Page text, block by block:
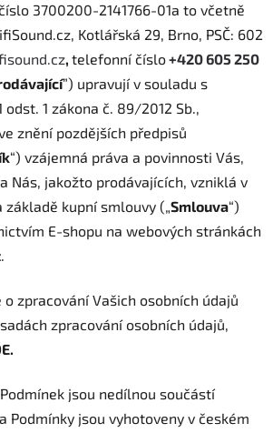
3700200-2141766-01a to včetně
Kotlářská 29, Brno, PSČ: 602
, telefonní číslo+420 605 250
”) upravují v souladu s
odst. 1 zákona č. 89/2012 Sb.,
znění pozdějších předpisů
“) vzájemná práva a povinnosti Vás,
Nás, jakožto prodávajících, vzniklá v
kupní smlouvy („Smlouva“)
E-shopu na webových stránkách
.
zpracování Vašich osobních údajů
zpracování osobních údajů,
.
jsou nedílnou součástí
Podmínky jsou vyhotoveny v českém